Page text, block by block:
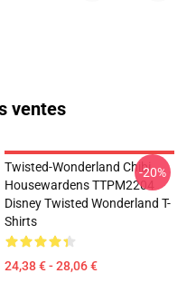
ventes
Twisted-Wonderland Chibi
Housewardens TTPM2204
Disney Twisted Wonderland T-
Shirts
24,38 € - 28,06 €
-20%